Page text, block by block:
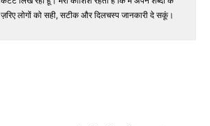
ज़रिए लोगों को सही, सटीक और दिलचस्प जानकारी दे सकूं।